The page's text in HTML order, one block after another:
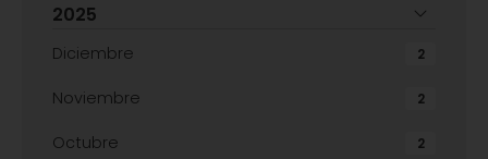
2025
Diciembre 2
Noviembre 2
Octubre 2